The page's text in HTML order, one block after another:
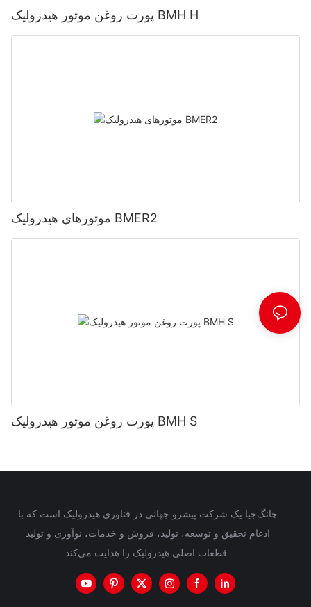
پورت روغن موتور هیدرولیک BMH H
موتورهای هیدرولیک BMER2
پورت روغن موتور هیدرولیک BMH S
چانگ‌جیا یک شرکت پیشرو جهانی در فناوری هیدرولیک است که با
ادغام تحقیق و توسعه، تولید، فروش و خدمات، نوآوری و تولید